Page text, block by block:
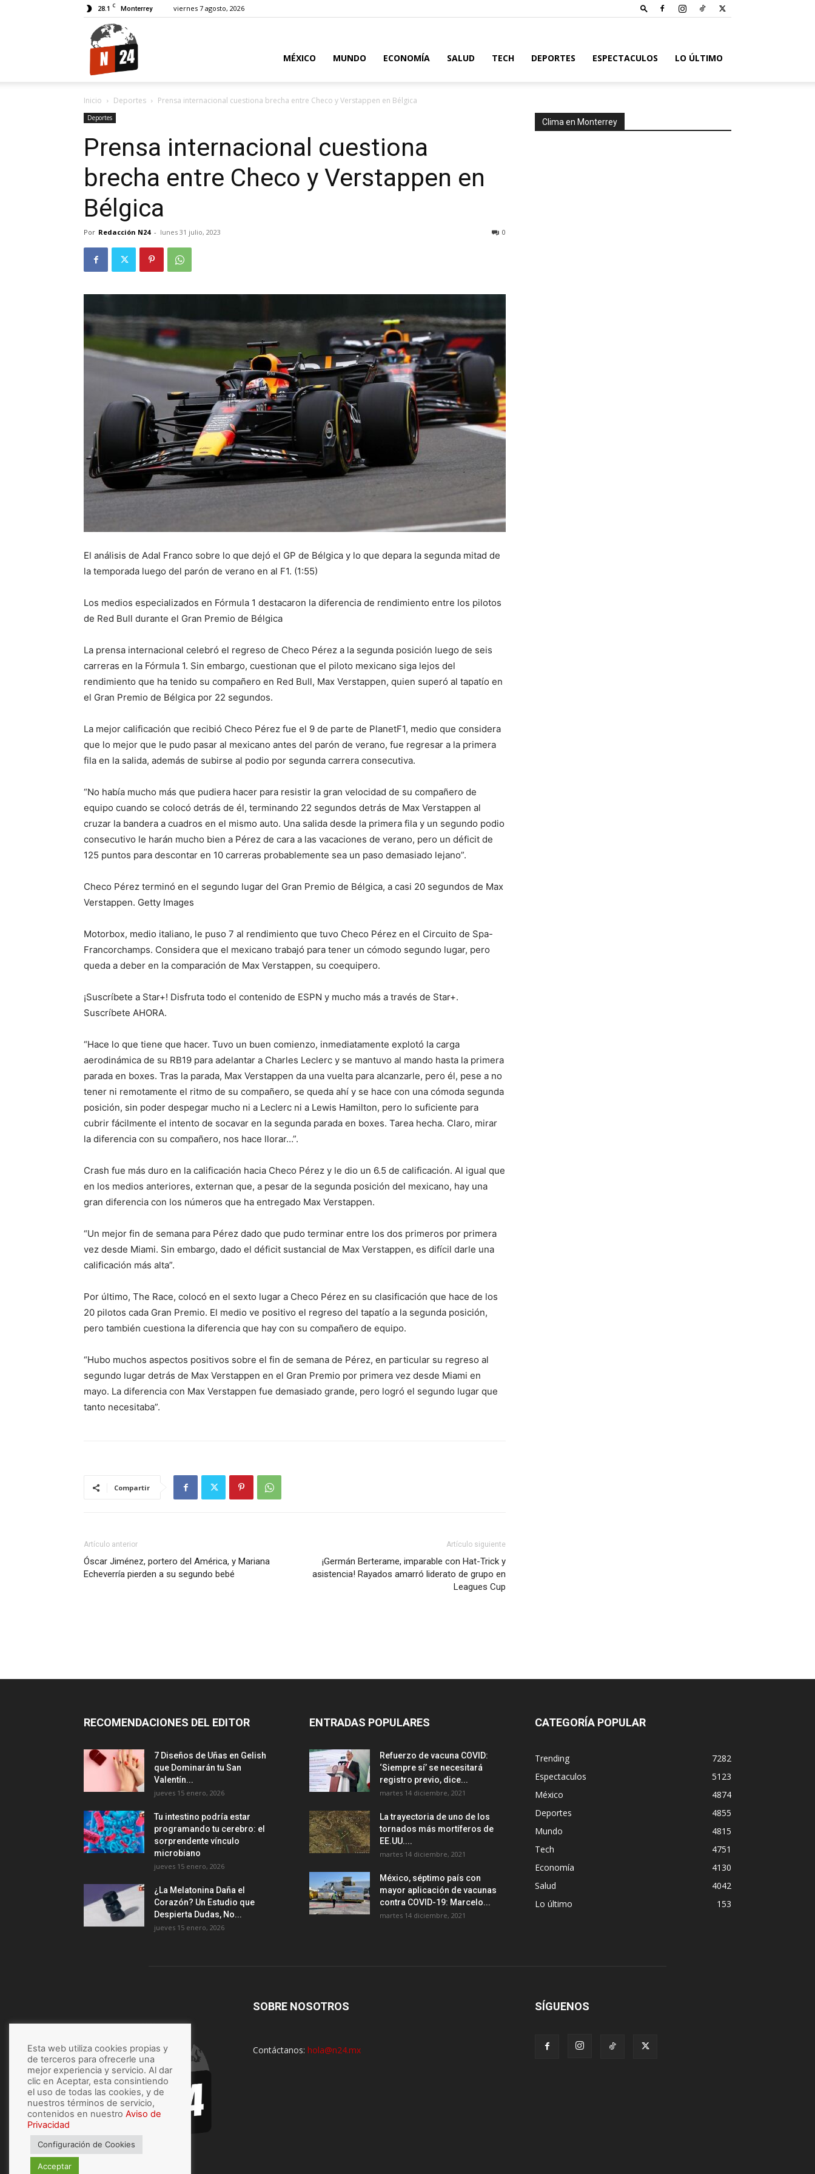
28.1 C Monterrey viernes 7 agosto, 2026
MÉXICO MUNDO ECONOMÍA SALUD TECH DEPORTES ESPECTACULOS LO ÚLTIMO
Inicio Deportes Prensa internacional cuestiona brecha entre Checo y Verstappen en Bélgica
Deportes
Prensa internacional cuestiona
brecha entre Checo y Verstappen en
Bélgica
Por Redacción N24 - lunes 31 julio, 2023 0
El análisis de Adal Franco sobre lo que dejó el GP de Bélgica y lo que depara la segunda mitad de
la temporada luego del parón de verano en al F1. (1:55)
Los medios especializados en Fórmula 1 destacaron la diferencia de rendimiento entre los pilotos
de Red Bull durante el Gran Premio de Bélgica
La prensa internacional celebró el regreso de Checo Pérez a la segunda posición luego de seis
carreras en la Fórmula 1. Sin embargo, cuestionan que el piloto mexicano siga lejos del
rendimiento que ha tenido su compañero en Red Bull, Max Verstappen, quien superó al tapatío en
el Gran Premio de Bélgica por 22 segundos.
La mejor calificación que recibió Checo Pérez fue el 9 de parte de PlanetF1, medio que considera
que lo mejor que le pudo pasar al mexicano antes del parón de verano, fue regresar a la primera
fila en la salida, además de subirse al podio por segunda carrera consecutiva.
“No había mucho más que pudiera hacer para resistir la gran velocidad de su compañero de
equipo cuando se colocó detrás de él, terminando 22 segundos detrás de Max Verstappen al
cruzar la bandera a cuadros en el mismo auto. Una salida desde la primera fila y un segundo podio
consecutivo le harán mucho bien a Pérez de cara a las vacaciones de verano, pero un déficit de
125 puntos para descontar en 10 carreras probablemente sea un paso demasiado lejano”.
Checo Pérez terminó en el segundo lugar del Gran Premio de Bélgica, a casi 20 segundos de Max
Verstappen. Getty Images
Motorbox, medio italiano, le puso 7 al rendimiento que tuvo Checo Pérez en el Circuito de Spa-
Francorchamps. Considera que el mexicano trabajó para tener un cómodo segundo lugar, pero
queda a deber en la comparación de Max Verstappen, su coequipero.
¡Suscríbete a Star+! Disfruta todo el contenido de ESPN y mucho más a través de Star+.
Suscríbete AHORA.
“Hace lo que tiene que hacer. Tuvo un buen comienzo, inmediatamente explotó la carga
aerodinámica de su RB19 para adelantar a Charles Leclerc y se mantuvo al mando hasta la primera
parada en boxes. Tras la parada, Max Verstappen da una vuelta para alcanzarle, pero él, pese a no
tener ni remotamente el ritmo de su compañero, se queda ahí y se hace con una cómoda segunda
posición, sin poder despegar mucho ni a Leclerc ni a Lewis Hamilton, pero lo suficiente para
cubrir fácilmente el intento de socavar en la segunda parada en boxes. Tarea hecha. Claro, mirar
la diferencia con su compañero, nos hace llorar…”.
Crash fue más duro en la calificación hacia Checo Pérez y le dio un 6.5 de calificación. Al igual que
en los medios anteriores, externan que, a pesar de la segunda posición del mexicano, hay una
gran diferencia con los números que ha entregado Max Verstappen.
“Un mejor fin de semana para Pérez dado que pudo terminar entre los dos primeros por primera
vez desde Miami. Sin embargo, dado el déficit sustancial de Max Verstappen, es difícil darle una
calificación más alta”.
Por último, The Race, colocó en el sexto lugar a Checo Pérez en su clasificación que hace de los
20 pilotos cada Gran Premio. El medio ve positivo el regreso del tapatío a la segunda posición,
pero también cuestiona la diferencia que hay con su compañero de equipo.
“Hubo muchos aspectos positivos sobre el fin de semana de Pérez, en particular su regreso al
segundo lugar detrás de Max Verstappen en el Gran Premio por primera vez desde Miami en
mayo. La diferencia con Max Verstappen fue demasiado grande, pero logró el segundo lugar que
tanto necesitaba”.
Compartir
Artículo anterior
Óscar Jiménez, portero del América, y Mariana
Echeverría pierden a su segundo bebé
Artículo siguiente
¡Germán Berterame, imparable con Hat-Trick y
asistencia! Rayados amarró liderato de grupo en
Leagues Cup
Clima en Monterrey
RECOMENDACIONES DEL EDITOR
7 Diseños de Uñas en Gelish
que Dominarán tu San
Valentín...
jueves 15 enero, 2026
Tu intestino podría estar
programando tu cerebro: el
sorprendente vínculo
microbiano
jueves 15 enero, 2026
¿La Melatonina Daña el
Corazón? Un Estudio que
Despierta Dudas, No...
jueves 15 enero, 2026
ENTRADAS POPULARES
Refuerzo de vacuna COVID:
‘Siempre sí’ se necesitará
registro previo, dice...
martes 14 diciembre, 2021
La trayectoria de uno de los
tornados más mortíferos de
EE.UU....
martes 14 diciembre, 2021
México, séptimo país con
mayor aplicación de vacunas
contra COVID-19: Marcelo...
martes 14 diciembre, 2021
CATEGORÍA POPULAR
Trending
7282
Espectaculos
5123
México
4874
Deportes
4855
Mundo
4815
Tech
4751
Economía
4130
Salud
4042
Lo último
153
SOBRE NOSOTROS
Contáctanos: hola@n24.mx
SÍGUENOS
Esta web utiliza cookies propias y
de terceros para ofrecerle una
mejor experiencia y servicio. Al dar
clic en Aceptar, esta consintiendo
el uso de todas las cookies, y de
nuestros términos de servicio,
contenidos en nuestro Aviso de
Privacidad
Configuración de Cookies
Acceptar